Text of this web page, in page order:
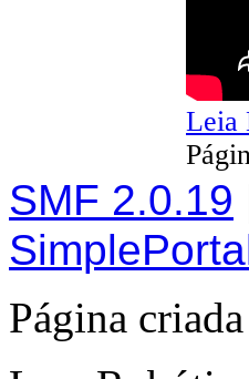
Leia
SMF 2.0.19
Página